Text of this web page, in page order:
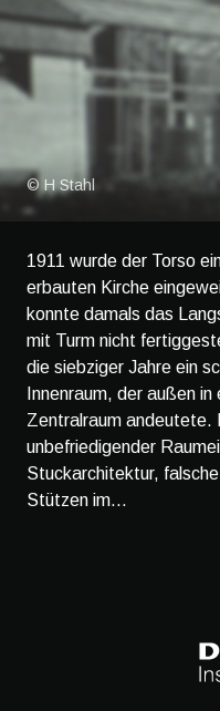
© H Stahl
1911 wurde der Torso
erbauten Kirche
konnte damals das
mit Turm nicht
die siebziger Jahre ein
Innenraum, der außen
Zentralraum andeutete.
unbefriedigender
Stuckarchitektur,
Stützen im...